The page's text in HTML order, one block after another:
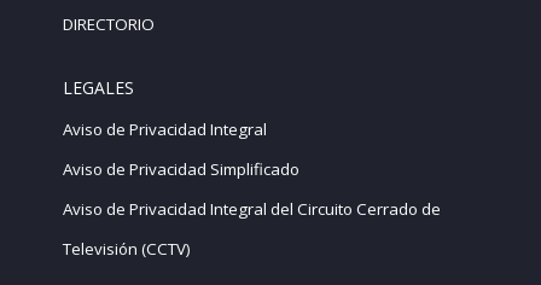
DIRECTORIO
LEGALES
Aviso de Privacidad Integral
Aviso de Privacidad Simplificado
Aviso de Privacidad Integral del Circuito Cerrado de
Televisión (CCTV)